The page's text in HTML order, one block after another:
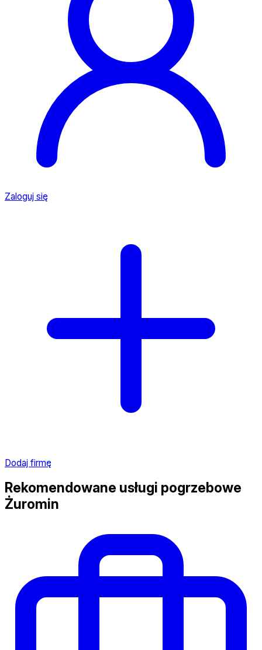
Zaloguj się
Dodaj firmę
Rekomendowane usługi pogrzebowe
Żuromin